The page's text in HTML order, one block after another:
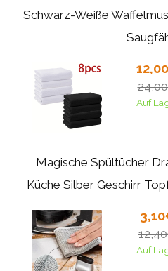
Schwarz-Weiße
Auf
Magische Spültücher
Küche Silber Geschirr
Auf